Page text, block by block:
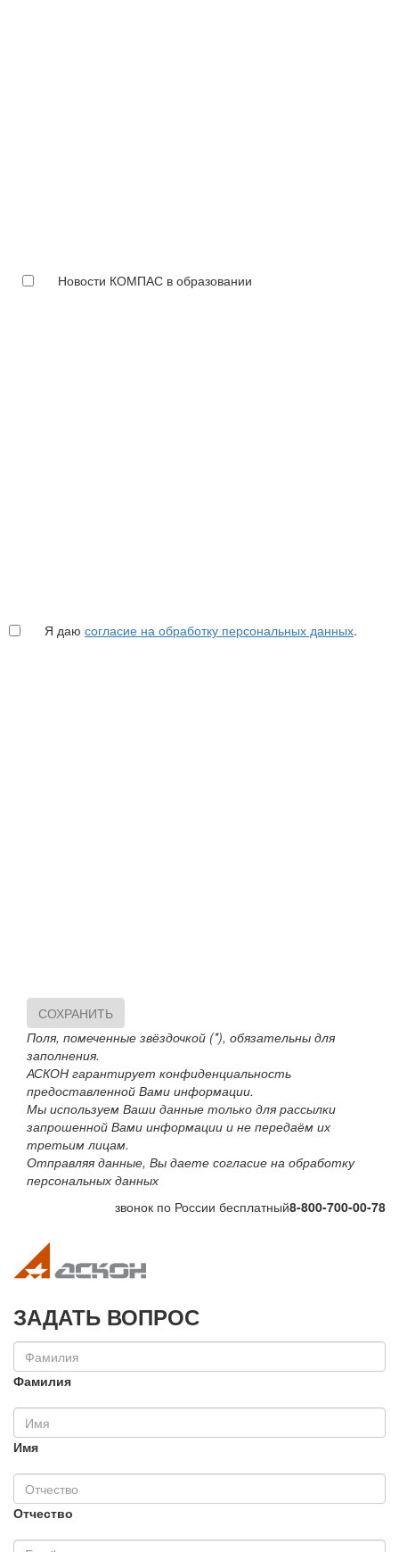
Новости КОМПАС в образовании
Я даю согласие на обработку персональных данных.
СОХРАНИТЬ
Поля, помеченные звёздочкой (*), обязательны для
заполнения.
АСКОН гарантирует конфиденциальность
предоставленной Вами информации.
Мы используем Ваши данные только для рассылки
запрошенной Вами информации и не передаём их
третьим лицам.
Отправляя данные, Вы даете согласие на обработку
персональных данных
звонок по России бесплатный8-800-700-00-78
ЗАДАТЬ ВОПРОС
Фамилия
Имя
Отчество